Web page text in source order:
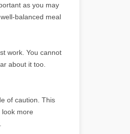
as you may
balanced meal
work. You cannot
about it too.
of caution. This
more